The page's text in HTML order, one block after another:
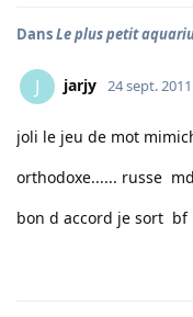
DansLe plus petit
J jarjy 24 sept. 2011
joli le jeu de mot
orthodoxe...... russe
bon d accord je sort bf